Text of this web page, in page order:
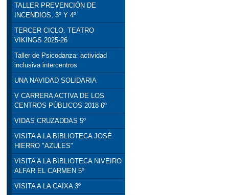
TALLER PREVENCIÓN DE
INCENDIOS, 3º Y 4º
TERCER CICLO. TEATRO
VIKINGS 2025-26
Taller de Psicodanza: actividad
inclusiva intercentros
UNA NAVIDAD SOLIDARIA
V CARRERA ACTIVA DE LOS
CENTROS PÚBLICOS 2018 6º
VIDAS CRUZADDAS 5º
VISITA A LA BIBLIOTECA JOSÉ
HIERRO "AZULES"
VISITA A LA BIBLIOTECA NIVEIRO
ALFAR EL CARMEN 5º
VISITA A LA CAIXA 3º